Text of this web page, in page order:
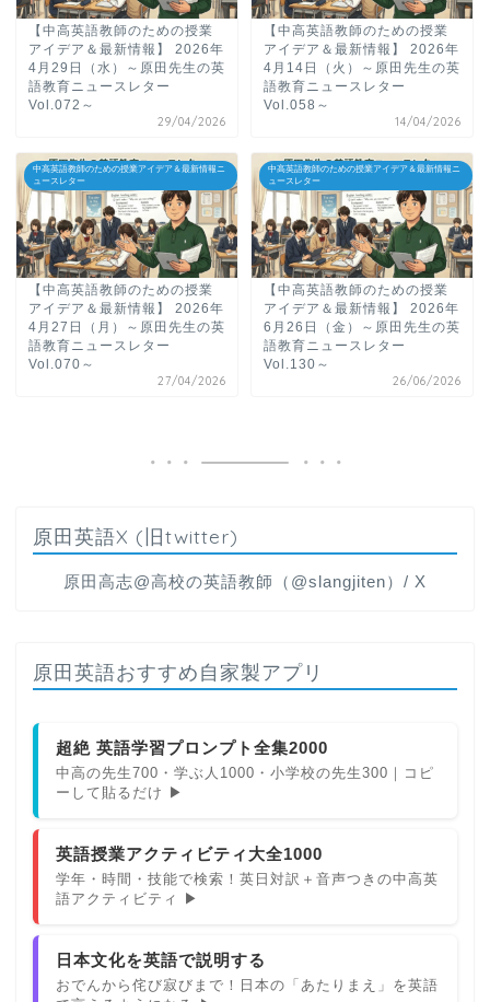
【中高英語教師のための授業
アイデア＆最新情報】 2026年
4月29日（水）～原田先生の英
語教育ニュースレター
Vol.072～
29/04/2026
【中高英語教師のための授業
アイデア＆最新情報】 2026年
4月14日（火）～原田先生の英
語教育ニュースレター
Vol.058～
14/04/2026
中高英語教師のための授業アイデア＆最新情報ニ
ュースレター
【中高英語教師のための授業
アイデア＆最新情報】 2026年
4月27日（月）～原田先生の英
語教育ニュースレター
Vol.070～
27/04/2026
中高英語教師のための授業アイデア＆最新情報ニ
ュースレター
【中高英語教師のための授業
アイデア＆最新情報】 2026年
6月26日（金）～原田先生の英
語教育ニュースレター
Vol.130～
26/06/2026
原田英語X (旧twitter)
原田高志@高校の英語教師（@slangjiten）/ X
原田英語おすすめ自家製アプリ
超絶 英語学習プロンプト全集2000
中高の先生700・学ぶ人1000・小学校の先生300｜コピ
ーして貼るだけ ▶
英語授業アクティビティ大全1000
学年・時間・技能で検索！英日対訳＋音声つきの中高英
語アクティビティ ▶
日本文化を英語で説明する
おでんから侘び寂びまで！日本の「あたりまえ」を英語